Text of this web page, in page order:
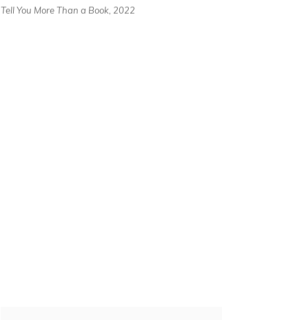
Tell You More Than a Book, 2022